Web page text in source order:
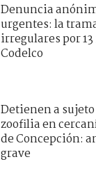
Denuncia
urgentes: la
irregulares por
Codelco
Detienen a
zoofilia en
de Concepción:
grave